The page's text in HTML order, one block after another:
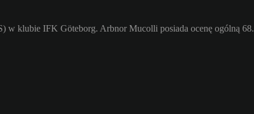
w klubie IFK Göteborg. Arbnor Mucolli posiada ocenę ogólną 68.